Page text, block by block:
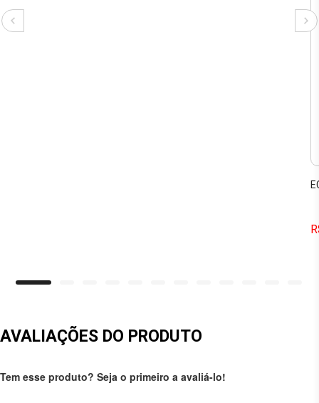
AVALIAÇÕES DO PRODUTO
Tem esse produto? Seja o primeiro a avaliá-lo!